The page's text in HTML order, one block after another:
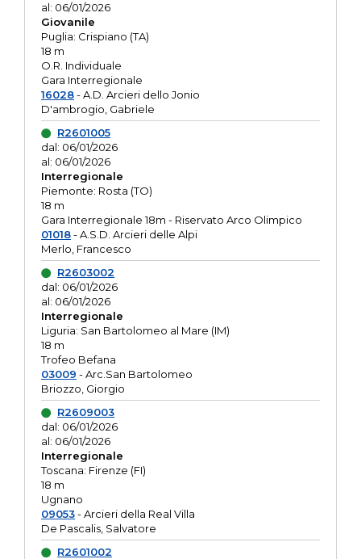
al: 06/01/2026
Giovanile
Puglia: Crispiano (TA)
18 m
O.R. Individuale
Gara Interregionale
16028- A.D. Arcieri dello Jonio
D'ambrogio, Gabriele
R2601005
dal: 06/01/2026
al: 06/01/2026
Interregionale
Piemonte: Rosta (TO)
18 m
Gara Interregionale 18m - Riservato Arco Olimpico
01018- A.S.D. Arcieri delle Alpi
Merlo, Francesco
R2603002
dal: 06/01/2026
al: 06/01/2026
Interregionale
Liguria: San Bartolomeo al Mare (IM)
18 m
Trofeo Befana
03009 - Arc.San Bartolomeo
Briozzo, Giorgio
R2609003
dal: 06/01/2026
al: 06/01/2026
Interregionale
Toscana: Firenze (FI)
18 m
Ugnano
09053- Arcieri della Real Villa
De Pascalis, Salvatore
R2601002